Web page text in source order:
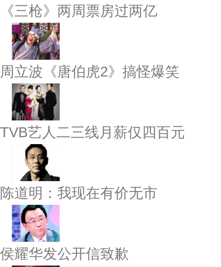
《三枪》两周票房过两亿
周立波《唐伯虎2》搞怪爆笑
TVB艺人二三线月薪仅四百元
陈道明：我现在有价无市
侯耀华发公开信致歉